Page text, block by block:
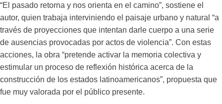
“El pasado retorna y nos orienta en el camino”, sostiene el
autor, quien trabaja interviniendo el paisaje urbano y natural “a
través de proyecciones que intentan darle cuerpo a una serie
de ausencias provocadas por actos de violencia”. Con estas
acciones, la obra “pretende activar la memoria colectiva y
estimular un proceso de reflexión histórica acerca de la
construcción de los estados latinoamericanos”, propuesta que
fue muy valorada por el público presente.